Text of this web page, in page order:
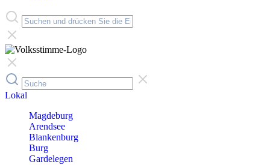
Lokal
Magdeburg
Arendsee
Blankenburg
Burg
Gardelegen